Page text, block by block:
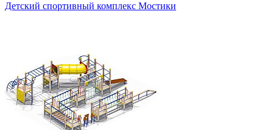
Детский спортивный комплекс Мостики